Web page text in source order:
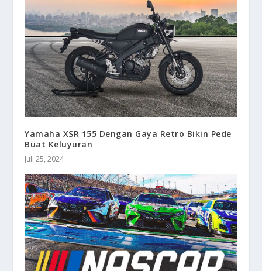
Yamaha XSR 155 Dengan Gaya Retro Bikin Pede
Buat Keluyuran
Juli 25, 2024